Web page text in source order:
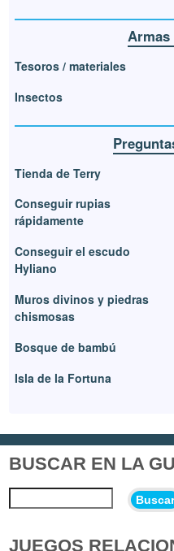
Armas
Tesoros / materiales
Insectos
Tienda de Terry
Conseguir rupias
rápidamente
Conseguir el escudo
Hyliano
Muros divinos y piedras
chismosas
Bosque de bambú
Isla de la Fortuna
BUSCAR EN LA
JUEGOS